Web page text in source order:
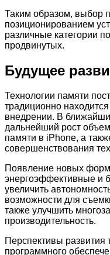
Таким образом, выбор
позиционированием
различные категории
продвинутых.
Будущее
Технологии памяти
традиционно
внедрении. В
дальнейший рост
памяти в iPhone, а
совершенствования
Появление новых
энергоэффективные и
увеличить
возможности для
также улучшить
производительность.
Перспективы
программного